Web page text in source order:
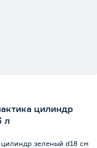
цилиндр
л
зеленый d18 см